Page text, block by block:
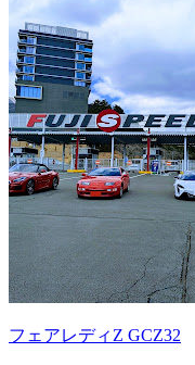
フェアレディZ GCZ32